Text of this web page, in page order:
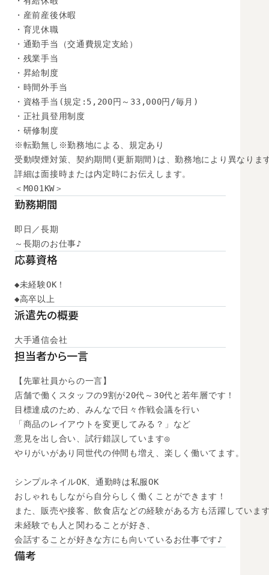
・産前産後休暇
・育児休職
・通勤手当（交通費規定支給）
・残業手当
・昇給制度
・時間外手当
・資格手当(規定:5,200円～33,000円/毎月)
・正社員登用制度
・研修制度
※転勤無し※勤務地による、規定あり
受動喫煙対策、契約期間(更新期間)は、勤務地により異なりま
詳細は面接時または内定時にお伝えします。
＜M001KW＞
勤務期間
即日／長期
～長期のお仕事♪
応募資格
◆未経験OK！
◆高卒以上
派遣先の概要
大手通信会社
担当者から一言
【先輩社員からの一言】
店舗で働くスタッフの9割が20代～30代と若年層です！
目標達成のため、みんなで日々作戦会議を行い
「商品のレイアウトを変更してみる？」など
意見を出し合い、試行錯誤しています◎
やりがいがあり同世代の仲間も増え、楽しく働いてます。
シンプルネイルOK、通勤時は私服OK
おしゃれもしながら自分らしく働くことができます！
また、販売や接客、飲食店などの経験がある方も活躍していま
未経験でも人と関わることが好き、
会話することが好きな方にも向いているお仕事です♪
備考